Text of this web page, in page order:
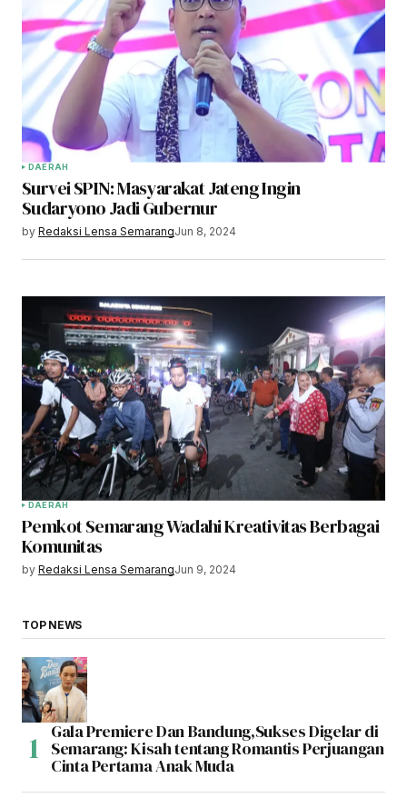
DAERAH
Survei SPIN: Masyarakat Jateng Ingin
Sudaryono Jadi Gubernur
by Redaksi Lensa SemarangJun 8, 2024
DAERAH
Pemkot Semarang Wadahi Kreativitas Berbagai
Komunitas
by Redaksi Lensa SemarangJun 9, 2024
TOP NEWS
Gala Premiere Dan Bandung,Sukses Digelar di
Semarang: Kisah tentang Romantis Perjuangan
Cinta Pertama Anak Muda